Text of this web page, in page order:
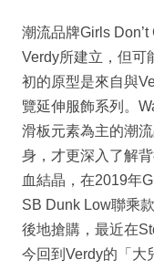
潮流品牌Girls
Verdy所建立，但可
初的原型是來自與
覽延伸服飾系列。
滑板元素為主的潮
身，才更深入了解
血結晶，在2019年
SB Dunk Low聯乘
後地搶購，最近在
今回到Verdy的「大